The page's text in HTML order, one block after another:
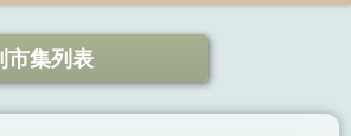
市集列表